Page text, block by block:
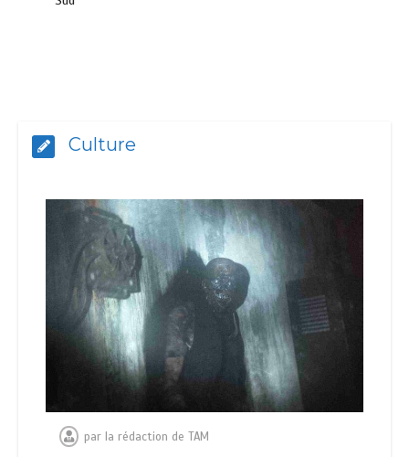
Culture
par la rédaction de TAM